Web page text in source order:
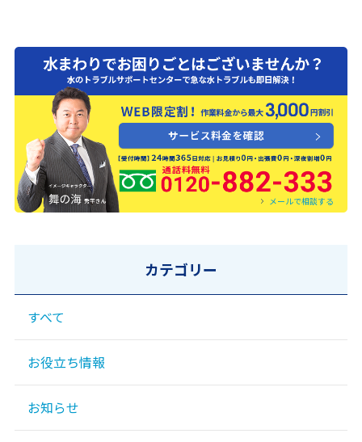
0120-882-333
メールで相談する
カテゴリー
すべて
お役立ち情報
お知らせ